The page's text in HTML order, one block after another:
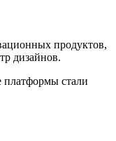
продуктов,
дизайнов.
платформы стали